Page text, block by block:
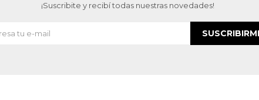
¡Suscribite y recibí todas nuestras novedades!